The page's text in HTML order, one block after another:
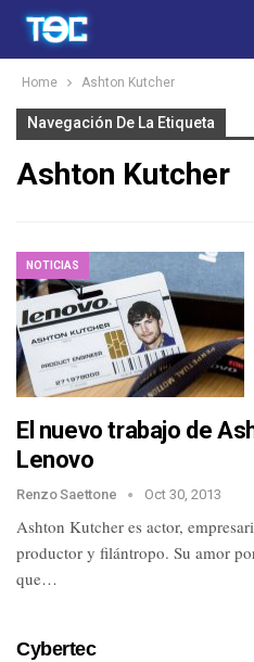
Home Ashton Kutcher
Navegación De La Etiqueta
Ashton Kutcher
NOTICIAS
El nuevo trabajo de
Lenovo
Renzo Saettone Oct 30, 2013
Ashton Kutcher es actor,
productor y filántropo. Su amor
que…
Cybertec